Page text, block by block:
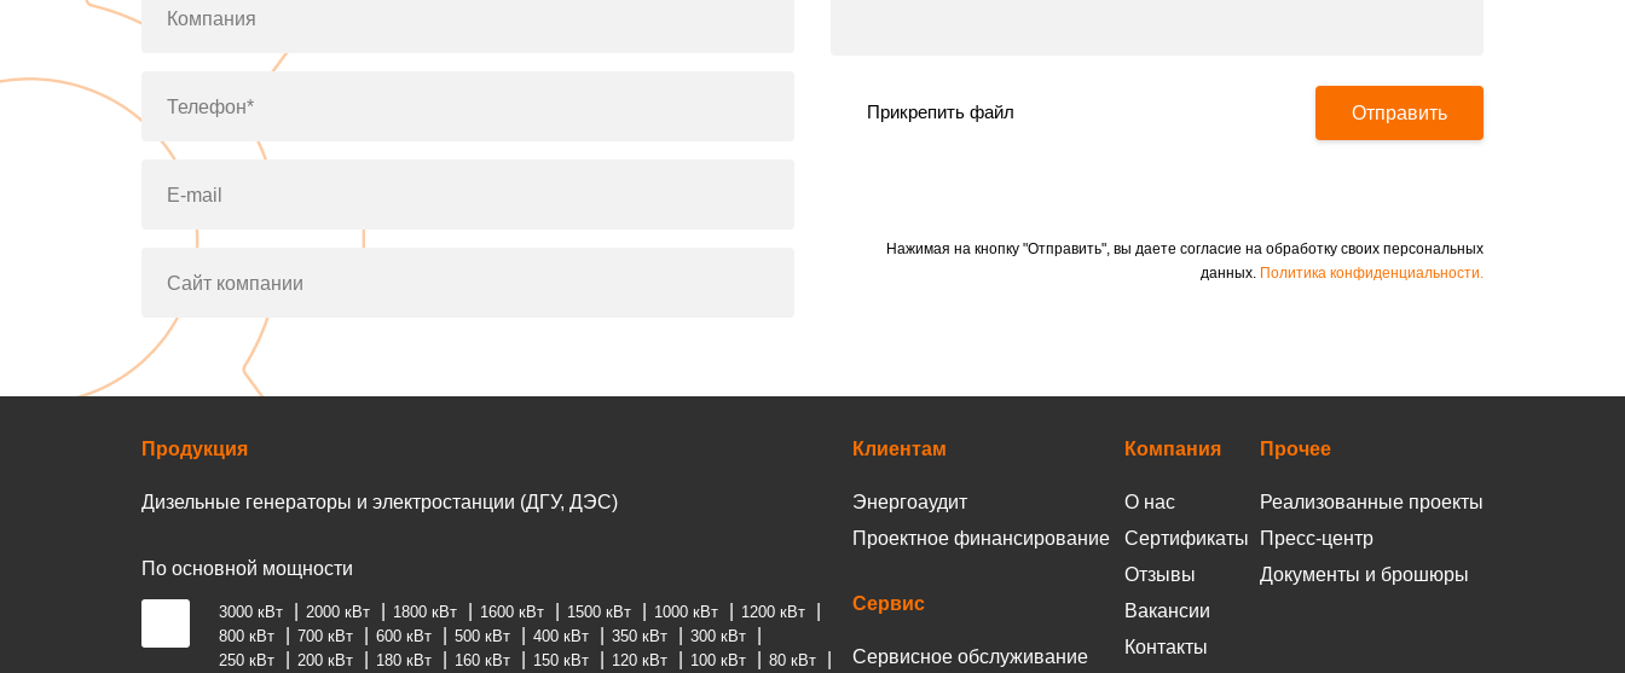
Компания
Телефон*
E-mail
Сайт компании
Прикрепить файл Отправить
Нажимая на кнопку "Отправить", вы даете согласие на обработку своих персональных
данных. Политика конфиденциальности.
Продукция
Дизельные генераторы и электростанции (ДГУ, ДЭС)
По основной мощности
3000 кВт 2000 кВт 1800 кВт 1600 кВт 1500 кВт 1000 кВт
1200 кВт
800 кВт
700 кВт 600 кВт 500 кВт 400 кВт 350 кВт
300 кВт
250 кВт
200 кВт 180 кВт 160 кВт 150 кВт 120 кВт 100 кВт 80 кВт
Клиентам
Энергоаудит
Проектное финансирование
Сервис
Сервисное обслуживание
Компания
О нас
Сертификаты
Отзывы
Вакансии
Контакты
Прочее
Реализованные проекты
Пресс-центр
Документы и брошюры